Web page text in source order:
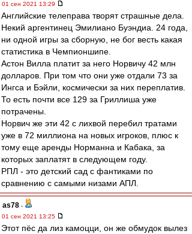
01 сен 2021 13:29
Английские телеправа творят страшные дела.
Некий аргентинец Эмилиано Буэндиа. 24 года,
ни одной игры за сборную, не бог весть какая
статистика в Чемпионшипе.
Астон Вилла платит за него Норвичу 42 млн
долларов. При том что они уже отдали 73 за
Ингса и Бэйли, космически за них переплатив.
То есть почти все 129 за Гриллиша уже
потрачены.
Норвич же эти 42 с лихвой перебил тратами
уже в 72 миллиона на новых игроков, плюс к
тому еще аренды Норманна и Кабака, за
которых заплатят в следующем году.
РПЛ - это детский сад с фантиками по
сравнению с самыми низами АПЛ.
as78 -
01 сен 2021 13:25
Этот пёс да лиз камоцци, он же обмудок вылез